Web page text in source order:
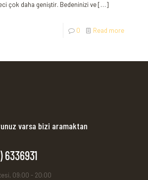
çok daha geniştir. Bedeninizi ve[…]
0 Read more
varsa bizi aramaktan
6336931
09:00 - 20:00